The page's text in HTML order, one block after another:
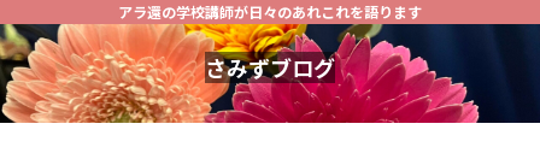
アラ還の学校講師が日々のあれこれを語ります
さみずブログ